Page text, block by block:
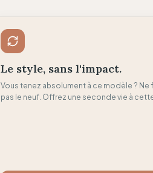
L M
Le style, sans l'impact.
Vous tenez absolument à ce modèle ? Ne
pas le neuf. Offrez une seconde vie à